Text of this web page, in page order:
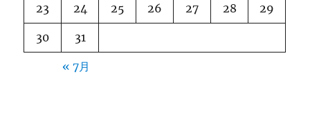
23 24 25 26 27 28 29
30 31
« 7月